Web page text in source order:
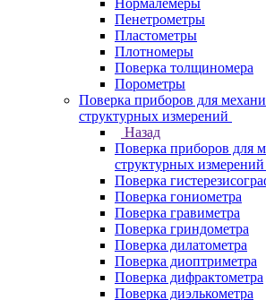
Нормалемеры
Пенетрометры
Пластометры
Плотномеры
Поверка толщиномера
Порометры
Поверка приборов для
структурных измерений
Назад
Поверка приборов для
структурных измерений
Поверка
Поверка гониометра
Поверка гравиметра
Поверка гриндометра
Поверка дилатометра
Поверка диоптриметра
Поверка дифрактометра
Поверка диэлькометра